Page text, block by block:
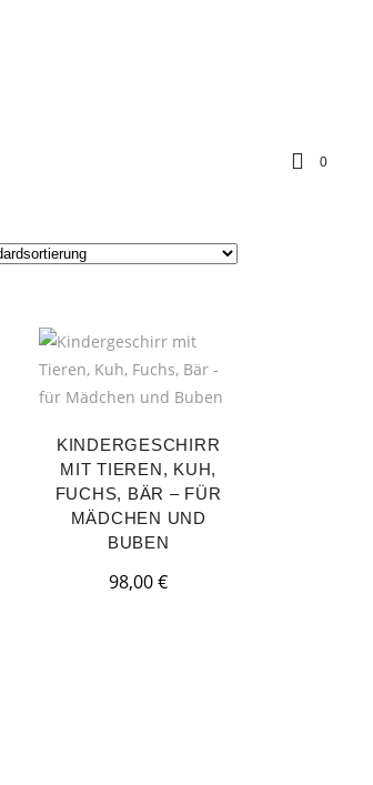
0
KINDERGESCHIRR
MIT TIEREN, KUH,
FUCHS, BÄR – FÜR
MÄDCHEN UND
BUBEN
98,00€